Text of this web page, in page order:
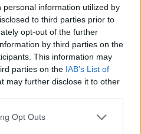
information utilized by
to third parties prior to
opt-out of the further
by third parties on the
This information may
parties on the IAB’s List of
may further disclose it to other
Opt Outs
magistral obra literaria.
africana, reconocida
novelas escritas que
cruda y real la guerra civil